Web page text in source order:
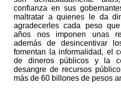
confianza en sus
maltratar a quienes le da
agradecerles cada peso
años nos imponen unas
además de desincentivar
fomentan la informalidad, el
de dineros públicos y la
desangre de recursos
más de 60 billones de pesos